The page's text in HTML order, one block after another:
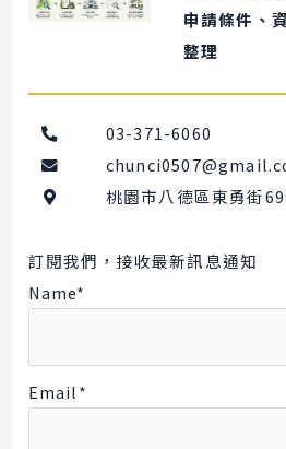
申請條件、
整理
03-371-6060
桃園市八德區東勇街
訂閱我們，接收最新訊息通知
Name*
Email*